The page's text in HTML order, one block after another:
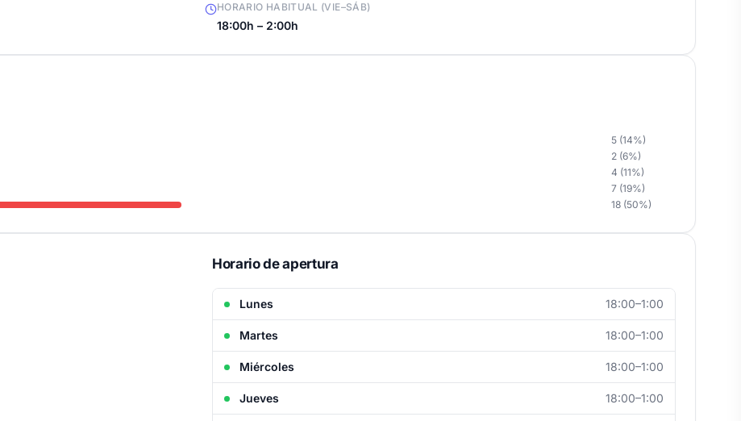
HORARIO HABITUAL (VIE–SÁB)
18:00h – 2:00h
5 (14%)
2 (6%)
4 (11%)
7 (19%)
18 (50%)
Horario de apertura
Lunes 18:00–1:00
Martes 18:00–1:00
Miércoles 18:00–1:00
Jueves 18:00–1:00